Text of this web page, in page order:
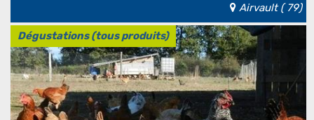
Airvault ( 79)
Dégustations (tous produits)